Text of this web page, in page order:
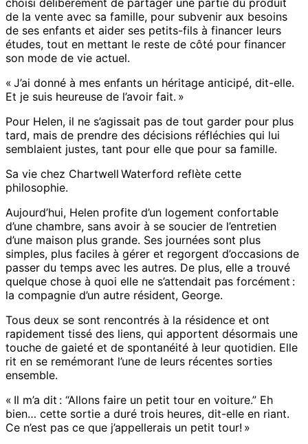
de la vente avec sa famille, pour subvenir aux besoins
de ses enfants et aider ses petits-fils à financer leurs
études, tout en mettant le reste de côté pour financer
son mode de vie actuel.
« J’ai donné à mes enfants un héritage anticipé, dit-elle.
Et je suis heureuse de l’avoir fait. »
Pour Helen, il ne s’agissait pas de tout garder pour plus
tard, mais de prendre des décisions réfléchies qui lui
semblaient justes, tant pour elle que pour sa famille.
Sa vie chez Chartwell Waterford reflète cette
philosophie.
Aujourd’hui, Helen profite d’un logement confortable
d’une chambre, sans avoir à se soucier de l’entretien
d’une maison plus grande. Ses journées sont plus
simples, plus faciles à gérer et regorgent d’occasions de
passer du temps avec les autres. De plus, elle a trouvé
quelque chose à quoi elle ne s’attendait pas forcément :
la compagnie d’un autre résident, George.
Tous deux se sont rencontrés à la résidence et ont
rapidement tissé des liens, qui apportent désormais une
touche de gaieté et de spontanéité à leur quotidien. Elle
rit en se remémorant l’une de leurs récentes sorties
ensemble.
« Il m’a dit : “Allons faire un petit tour en voiture.” Eh
bien… cette sortie a duré trois heures, dit-elle en riant.
Ce n’est pas ce que j’appellerais un petit tour! »